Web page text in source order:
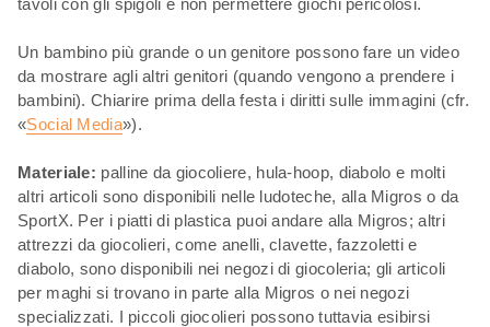
Un bambino più grande o un genitore possono fare un video
da mostrare agli altri genitori (quando vengono a prendere i
bambini). Chiarire prima della festa i diritti sulle immagini (cfr.
«Social Media»).
Materiale: palline da giocoliere, hula-hoop, diabolo e molti
altri articoli sono disponibili nelle ludoteche, alla Migros o da
SportX. Per i piatti di plastica puoi andare alla Migros; altri
attrezzi da giocolieri, come anelli, clavette, fazzoletti e
diabolo, sono disponibili nei negozi di giocoleria; gli articoli
per maghi si trovano in parte alla Migros o nei negozi
specializzati. I piccoli giocolieri possono tuttavia esibirsi